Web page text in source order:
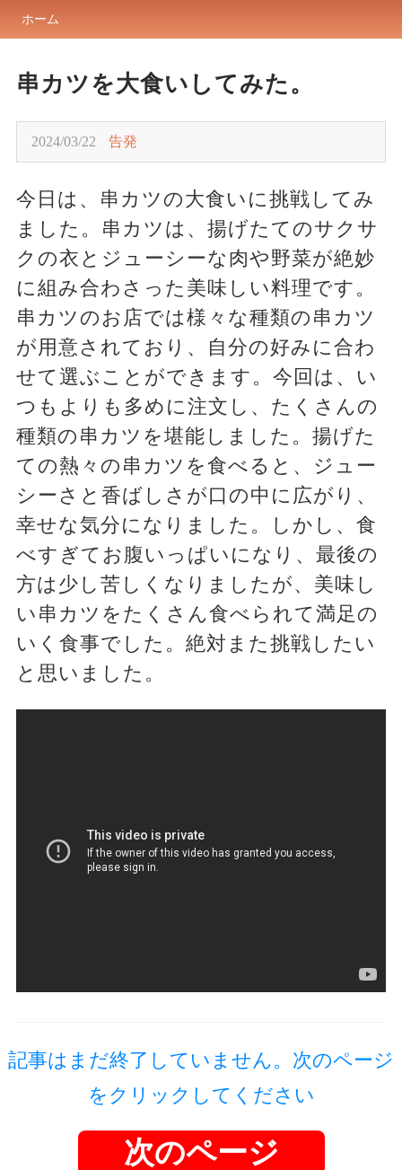
ホーム
串カツを大食いしてみた。
2024/03/22 告発
今日は、串カツの大食いに挑戦してみ
ました。串カツは、揚げたてのサクサ
クの衣とジューシーな肉や野菜が絶妙
に組み合わさった美味しい料理です。
串カツのお店では様々な種類の串カツ
が用意されており、自分の好みに合わ
せて選ぶことができます。今回は、い
つもよりも多めに注文し、たくさんの
種類の串カツを堪能しました。揚げた
ての熱々の串カツを食べると、ジュー
シーさと香ばしさが口の中に広がり、
幸せな気分になりました。しかし、食
べすぎてお腹いっぱいになり、最後の
方は少し苦しくなりましたが、美味し
い串カツをたくさん食べられて満足の
いく食事でした。絶対また挑戦したい
と思いました。
記事はまだ終了していません。次のページ
をクリックしてください
次のページ